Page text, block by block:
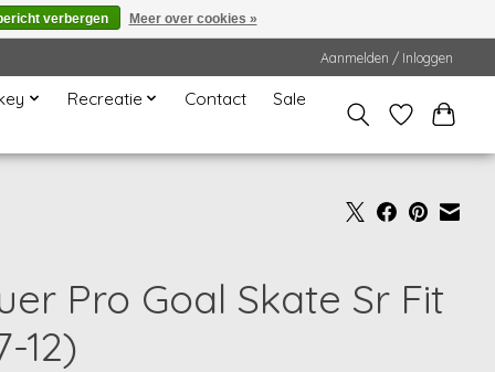
Aanmelden / Inloggen
Recreatie Contact
Sale
Pro Goal Skate Sr Fit
12)
verbergen Meer over cookies »